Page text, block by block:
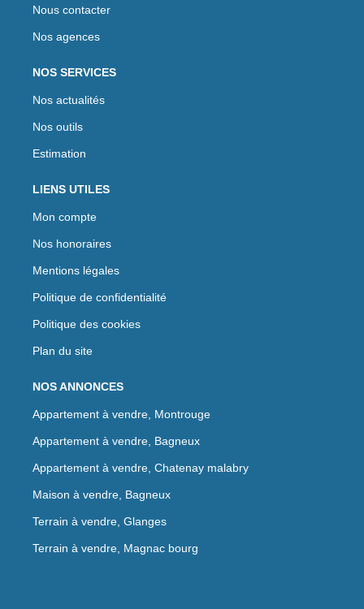
Nous contacter
Nos agences
NOS SERVICES
Nos actualités
Nos outils
Estimation
LIENS UTILES
Mon compte
Nos honoraires
Mentions légales
Politique de confidentialité
Politique des cookies
Plan du site
NOS ANNONCES
Appartement à vendre, Montrouge
Appartement à vendre, Bagneux
Appartement à vendre, Chatenay malabry
Maison à vendre, Bagneux
Terrain à vendre, Glanges
Terrain à vendre, Magnac bourg